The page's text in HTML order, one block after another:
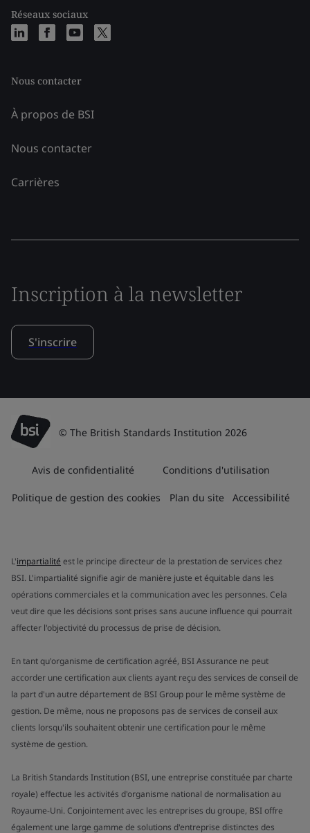
Réseaux sociaux
Nous contacter
À propos de BSI
Nous contacter
Carrières
Inscription à la newsletter
S'inscrire
© The British Standards Institution 2026
Avis de confidentialité Conditions d'utilisation
Politique de gestion des cookies Plan du site Accessibilité
L'impartialité est le principe directeur de la prestation de services chez
BSI. L'impartialité signifie agir de manière juste et équitable dans les
opérations commerciales et la communication avec les personnes. Cela
veut dire que les décisions sont prises sans aucune influence qui pourrait
affecter l'objectivité du processus de prise de décision.
En tant qu'organisme de certification agréé, BSI Assurance ne peut
accorder une certification aux clients ayant reçu des services de conseil de
la part d'un autre département de BSI Group pour le même système de
gestion. De même, nous ne proposons pas de services de conseil aux
clients lorsqu'ils souhaitent obtenir une certification pour le même
système de gestion.
La British Standards Institution (BSI, une entreprise constituée par charte
royale) effectue les activités d'organisme national de normalisation au
Royaume-Uni. Conjointement avec les entreprises du groupe, BSI offre
également une large gamme de solutions d'entreprise distinctes des